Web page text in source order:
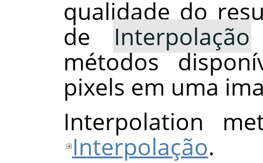
qualidade do
de Interpolação
métodos
pixels em uma
Interpolation
Interpolação.